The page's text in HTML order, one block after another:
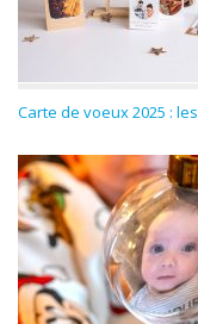
Carte de voeux 2025 :